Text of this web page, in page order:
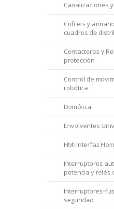
Canalizaciones
Cofrets y
cuadros de
Contactores y
protección
Control de
robótica
Domótica
Envolventes
HMI Interfaz
Interruptores
potencia y relés
Interruptores-
seguridad